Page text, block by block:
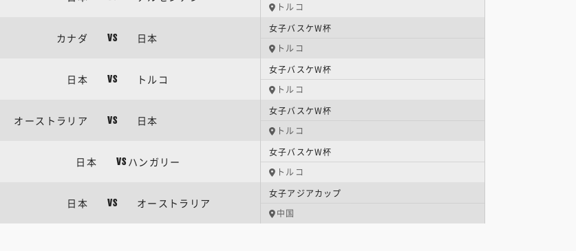
トルコ
カナダ VS 日本
女子バスケW杯
トルコ
日本 VS トルコ
女子バスケW杯
トルコ
オーストラリア VS 日本
女子バスケW杯
トルコ
日本 VS ハンガリー
女子バスケW杯
トルコ
日本 VS オーストラリア
女子アジアカップ
中国